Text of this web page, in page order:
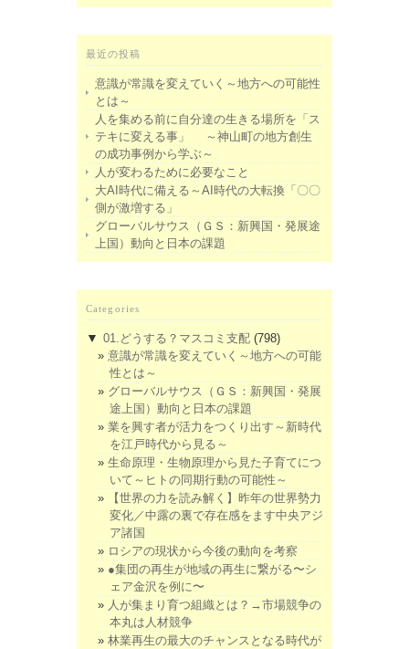
最近の投稿
意識が常識を変えていく～地方への可能性
とは～
人を集める前に自分達の生きる場所を「ス
テキに変える事」 ～神山町の地方創生
の成功事例から学ぶ～
人が変わるために必要なこと
大AI時代に備える～AI時代の大転換「〇〇
側が激増する」
グローバルサウス（ＧＳ：新興国・発展途
上国）動向と日本の課題
Categories
▼ 01.どうする？マスコミ支配 (798)
意識が常識を変えていく～地方への可能
性とは～
グローバルサウス（ＧＳ：新興国・発展
途上国）動向と日本の課題
業を興す者が活力をつくり出す～新時代
を江戸時代から見る～
生命原理・生物原理から見た子育てにつ
いて～ヒトの同期行動の可能性～
【世界の力を読み解く】昨年の世界勢力
変化／中露の裏で存在感をます中央アジ
ア諸国
ロシアの現状から今後の動向を考察
●集団の再生が地域の再生に繋がる〜シ
ェア金沢を例に〜
人が集まり育つ組織とは？→市場競争の
本丸は人材競争
林業再生の最大のチャンスとなる時代が